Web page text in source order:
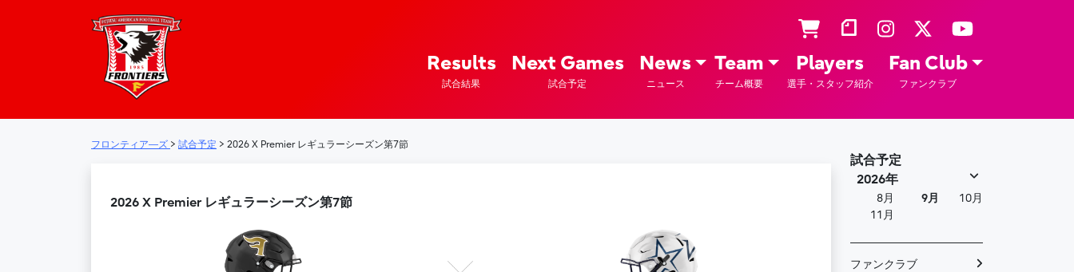
メインナビゲーション
Results
試合結果
Next Games
試合予定
News
ニュース
Team
チーム概要
Players
選手・スタッフ紹介
Fan Club
ファンクラブ
フロンティア―ズ > 試合予定 > 2026 X Premier レギュラーシーズン第7節
2026 X Premier レギュラーシーズン第7節
試合予定
2026年
8月 9月
10月
11月
ファンクラブ